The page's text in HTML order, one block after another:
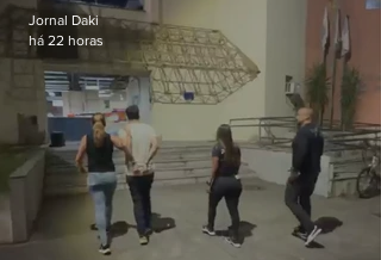
Jornal Daki
há 22 horas